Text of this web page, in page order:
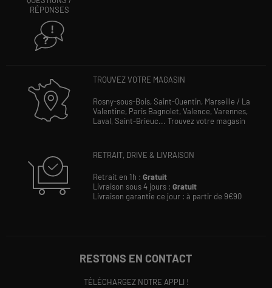
RÉPONSES
TROUVEZ VOTRE MAGASIN
Rosny-sous-Bois, Saint-Quentin, Marseille / La
Valentine, Paris Bagnolet, Valence, Varennes,
Laval, Saint-Brieuc... Trouvez votre magasin
RETRAIT, DRIVE & LIVRAISON
Retrait en 1h : Gratuit
Livraison sous 4 jours : Gratuit
Livraison garantie ce jour : à partir de 9€90
RESTONS EN CONTACT
TÉLÉCHARGEZ NOTRE APPLI !